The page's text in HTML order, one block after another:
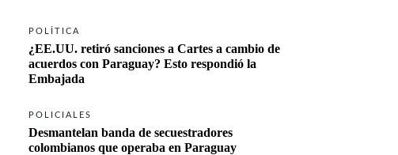
POLÍTICA
¿EE.UU. retiró sanciones a Cartes a cambio de
acuerdos con Paraguay? Esto respondió la
Embajada
POLICIALES
Desmantelan banda de secuestradores
colombianos que operaba en Paraguay